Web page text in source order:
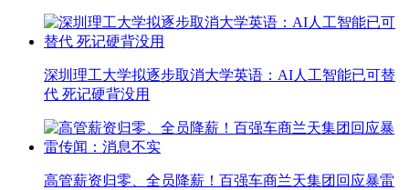
深圳理工大学拟逐步取消大学英语：AI人工智能已可替
代 死记硬背没用
高管薪资归零、全员降薪！百强车商兰天集团回应暴雷